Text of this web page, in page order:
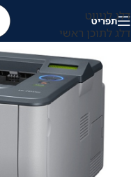
דלג לניווט
דלג לתוכן ראשי
תפריט